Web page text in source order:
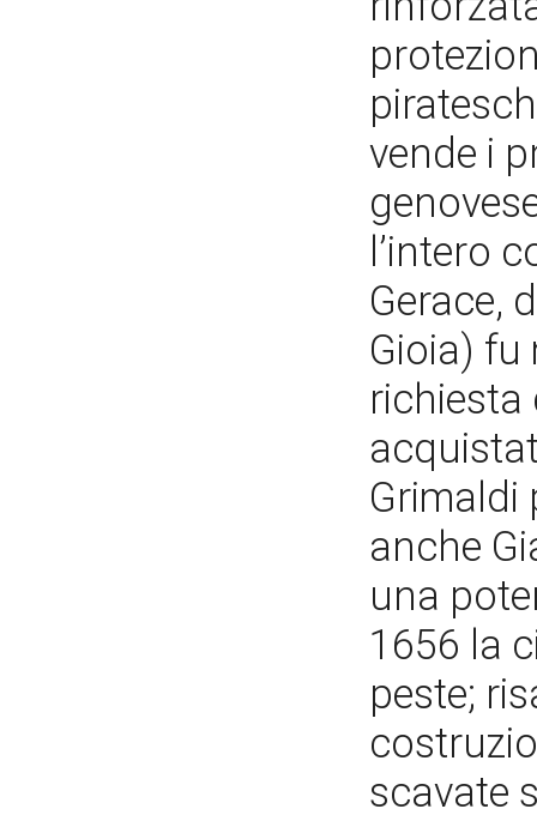
vende i
l’intero
Gerace,
Gioia) fu
richiesta
Grimaldi
anche
una
1656 la
peste;
scavate